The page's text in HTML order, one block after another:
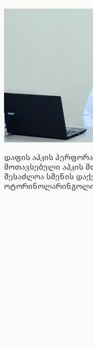
დაფის აპკის
მოთავსებული აპკის
შესაძლოა სმენის